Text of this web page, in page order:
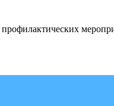
профилактических